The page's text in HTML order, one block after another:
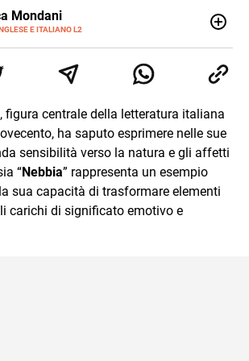
Mondani
E ITALIANO L2
di secondo grado. Mi occupo inoltre di
SEO Onsite e contenuti per il web. Amo i saggi
, figura centrale della letteratura italiana
ha saputo esprimere nelle sue
sensibilità verso la natura e gli affetti
“Nebbia” rappresenta un esempio
sua capacità di trasformare elementi
carichi di significato emotivo e